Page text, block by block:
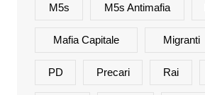
M5s M5s Antimafia
Mafia Capitale Migranti
PD Precari Rai